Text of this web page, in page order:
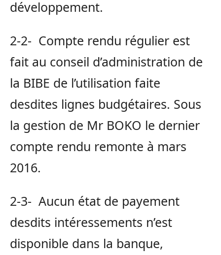
développement.
2-2- Compte rendu régulier est
fait au conseil d’administration de
la BIBE de l’utilisation faite
desdites lignes budgétaires. Sous
la gestion de Mr BOKO le dernier
compte rendu remonte à mars
2016.
2-3- Aucun état de payement
desdits intéressements n’est
disponible dans la banque,